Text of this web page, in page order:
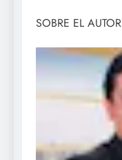
SOBRE EL AUTOR